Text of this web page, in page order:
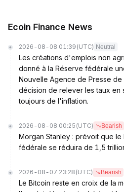
Ecoin Finance News
2026-08-08 01:39 (UTC) Neutral
Les créations d'emplois non
donné à la Réserve fédérale
Nouvelle Agence de Presse
décision de relever les taux en
toujours de l'inflation.
2026-08-08 00:25 (UTC) Bearish
Morgan Stanley : prévoit que le
fédérale se réduira de 1,5
2026-08-07 23:28 (UTC) Bearish
Le Bitcoin reste en croix de la